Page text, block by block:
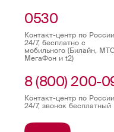
0530
Контакт-центр по России
24/7, бесплатно с
мобильного (Билайн,
МегаФон и t2)
8 (800) 200-
Контакт-центр по России
24/7, звонок бесплатный